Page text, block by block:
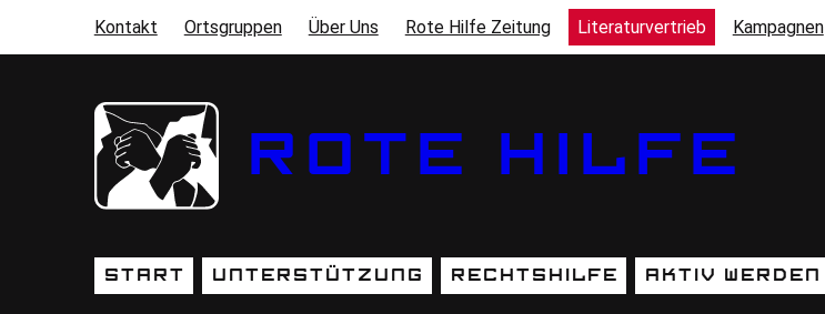
SEKUNDÄRMENÜ
Kontakt Ortsgruppen Über Uns Rote Hilfe Zeitung Literaturvertrieb Kampagnen
ROTE HILFE
Start Unterstützung Rechtshilfe Aktiv werden